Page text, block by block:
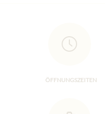
ÖFFNUNGSZEITEN